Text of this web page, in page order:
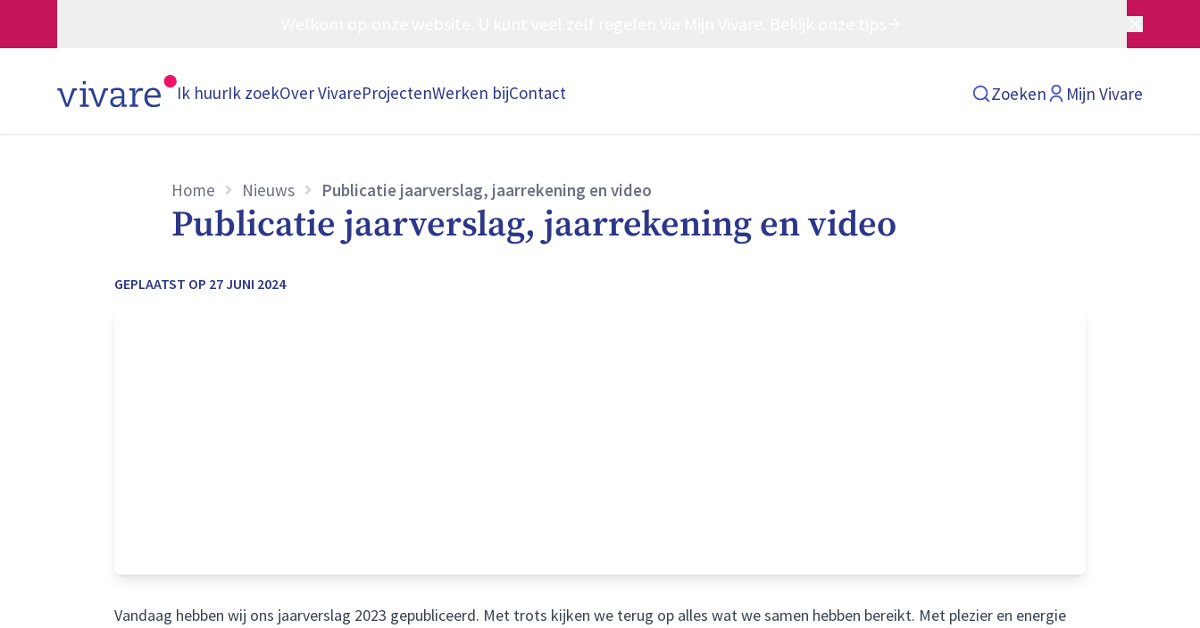
Ik huurIk zoekOver VivareProjectenWerken bijContact Zoeken Mijn Vivare
Home Nieuws Publicatie jaarverslag, jaarrekening en video
Publicatie jaarverslag, jaarrekening en video
GEPLAATST OP 27 JUNI 2024
Vandaag hebben wij ons jaarverslag 2023 gepubliceerd. Met trots kijken we terug op alles wat we samen hebben bereikt. Met plezier en energie